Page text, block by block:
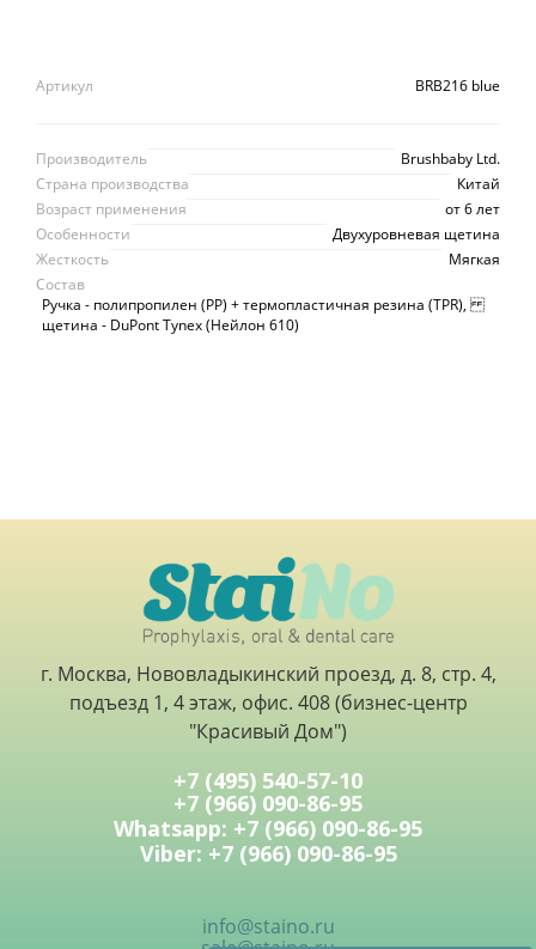
Артикул BRB216 blue
Производитель
Brushbaby Ltd.
Страна производства
Китай
Возраст применения
от 6 лет
Особенности
Двухуровневая щетина
Жесткость
Мягкая
Состав
Ручка - полипропилен (PP) + термопластичная резина (TPR),
щетина - DuPont Tynex (Нейлон 610)
г. Москва, Нововладыкинский проезд, д. 8, стр. 4,
подъезд 1, 4 этаж, офис. 408 (бизнес-центр
"Красивый Дом")
+7 (495) 540-57-10
+7 (966) 090-86-95
Whatsapp: +7 (966) 090-86-95
Viber: +7 (966) 090-86-95
info@staino.ru